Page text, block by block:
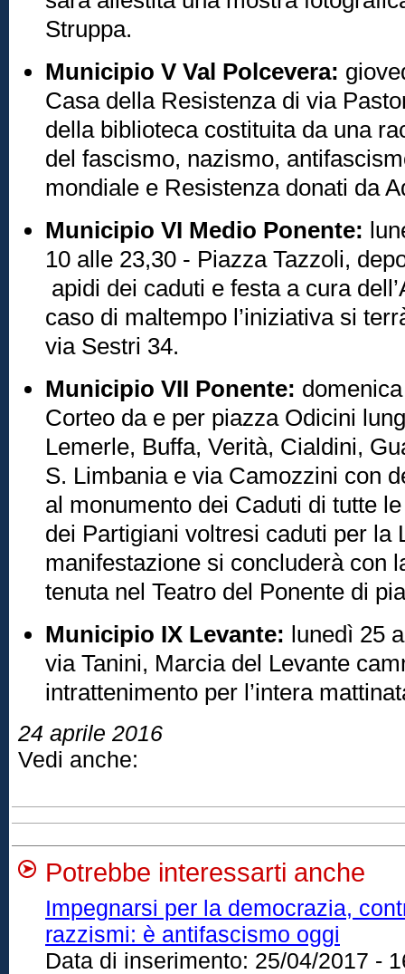
Struppa.
Municipio V Val Polcevera:
Casa della Resistenza di via
della biblioteca costituita da una
del fascismo, nazismo,
mondiale e Resistenza donati da
Municipio VI Medio Ponente:
10 alle 23,30 - Piazza Tazzoli,
apidi dei caduti e festa a cura
caso di maltempo l’iniziativa si
via Sestri 34.
Municipio VII Ponente:
Corteo da e per piazza Odicini
Lemerle, Buffa, Verità, Cialdini,
S. Limbania e via Camozzini con
al monumento dei Caduti di tutte
dei Partigiani voltresi caduti per la
manifestazione si concluderà con
tenuta nel Teatro del Ponente di
Municipio IX Levante: lunedì 25
via Tanini, Marcia del Levante
intrattenimento per l’intera
24 aprile 2016
Vedi anche:
Potrebbe interessarti anche
Impegnarsi per la democrazia,
razzismi: è antifascismo oggi
Data di inserimento: 25/04/2017 -